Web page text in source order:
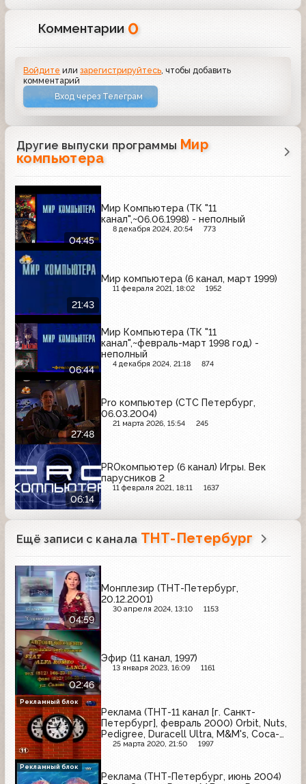
Комментарии 0
Войдите илизарегистрируйтесь , чтобы добавить
комментарий
Вход через Телеграм
Другие выпуски программы Мир
компьютера
04:45
Мир Компьютера (ТК "11
канал",~06.06.1998) - неполный
8 декабря 2024, 20:54 773
21:43
Мир компьютера (6 канал, март 1999)
11 февраля 2021, 18:02 1952
06:44
Мир Компьютера (ТК "11
канал",~февраль-март 1998 год) -
неполный
4 декабря 2024, 21:18 874
27:48
Pro компьютер (СТС Петербург,
06.03.2004)
21 марта 2026, 15:54 245
06:14
PROкомпьютер (6 канал) Игры. Век
парусников 2
11 февраля 2021, 18:11 1637
Ещё записи с канала ТНТ-Петербург
04:59
Монплезир (ТНТ-Петербург,
20.12.2001)
30 апреля 2024, 13:10 1153
02:46
Эфир (11 канал, 1997)
13 января 2023, 16:09 1161
Реклама (ТНТ-11 канал [г. Санкт-
Петербург], февраль 2000) Orbit, Nuts,
Pedigree, Duracell Ultra, M&M's, Coca-
Cola, Passion, Альтернатива Синицы,
25 марта 2020, 21:50 1997
Рекламный блок
Реклама (ТНТ-Петербург, июнь 2004)
Рекламный блок